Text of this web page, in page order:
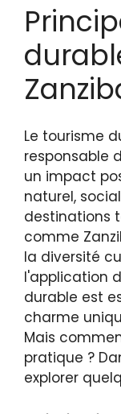
Le tourisme
responsable
un impact
naturel,
destinations
comme
la diversité
l'application
durable est
charme
Mais
pratique ?
explorer